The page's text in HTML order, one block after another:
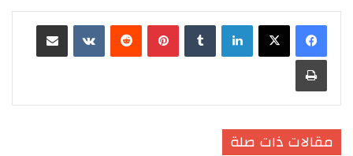
لينكدإن بينتيريست
طباعة
مقالات ذات صلة